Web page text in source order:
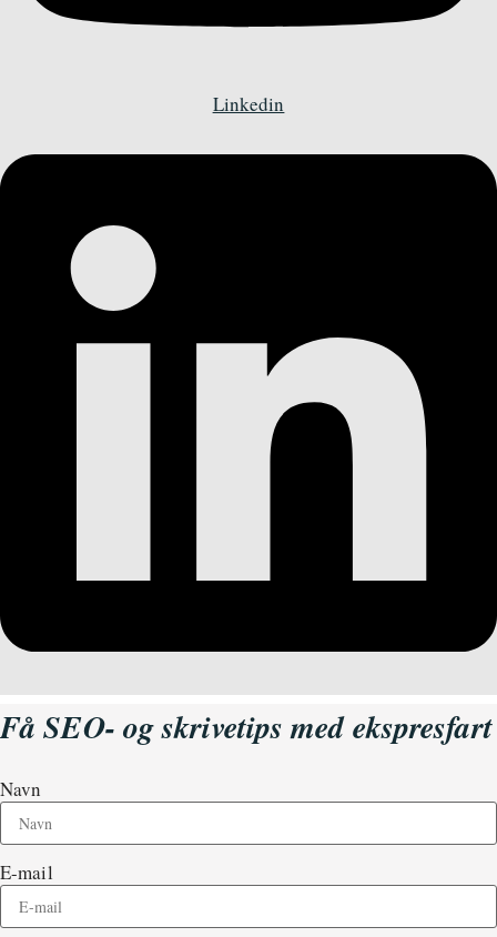
Linkedin
Få SEO- og skrivetips med ekspresfart
Navn
E-mail